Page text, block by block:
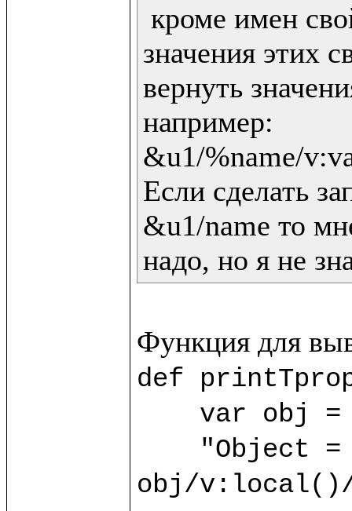
кроме имен
значения этих
вернуть
например:
&u1/%name/
Если сделать
&u1/name то
надо, но я не
def
var obj =
obj/